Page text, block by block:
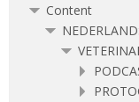
Content